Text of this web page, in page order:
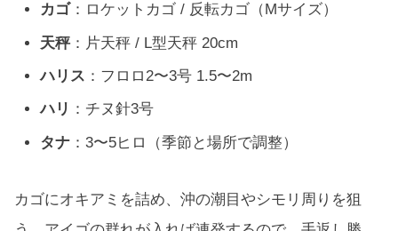
カゴ：ロケットカゴ / 反転カゴ（Mサイズ）
天秤：片天秤 / L型天秤 20cm
ハリス ：フロロ2〜3号 1.5〜2m
ハリ ：チヌ針3号
タナ ：3〜5ヒロ（季節と場所で調整）
カゴにオキアミを詰め、沖の潮目やシモリ周りを狙